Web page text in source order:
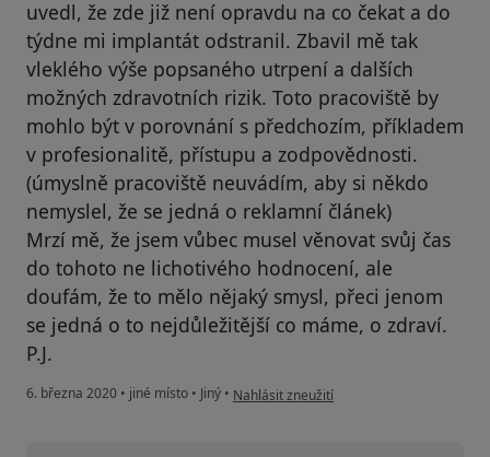
uvedl, že zde již není opravdu na co čekat a do
týdne mi implantát odstranil. Zbavil mě tak
vleklého výše popsaného utrpení a dalších
možných zdravotních rizik. Toto pracoviště by
mohlo být v porovnání s předchozím, příkladem
v profesionalitě, přístupu a zodpovědnosti.
(úmyslně pracoviště neuvádím, aby si někdo
nemyslel, že se jedná o reklamní článek)
Mrzí mě, že jsem vůbec musel věnovat svůj čas
do tohoto ne lichotivého hodnocení, ale
doufám, že to mělo nějaký smysl, přeci jenom
se jedná o to nejdůležitější co máme, o zdraví.
P.J.
6. března 2020 • jiné místo • Jiný • podle názoru uživatele J.P.
Nahlásit zneužití